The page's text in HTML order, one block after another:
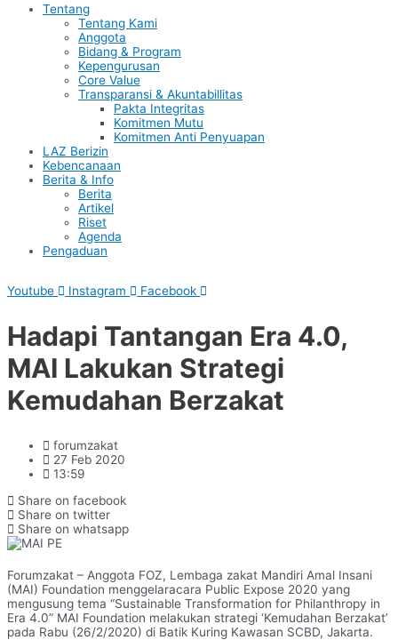
Tentang
Tentang Kami
Anggota
Bidang & Program
Kepengurusan
Core Value
Transparansi & Akuntabillitas
Pakta Integritas
Komitmen Mutu
Komitmen Anti Penyuapan
LAZ Berizin
Kebencanaan
Berita & Info
Berita
Artikel
Riset
Agenda
Pengaduan
Youtube Instagram Facebook
Hadapi Tantangan Era 4.0,
MAI Lakukan Strategi
Kemudahan Berzakat
forumzakat
27 Feb 2020
13:59
Share on facebook
Share on twitter
Share on whatsapp
Forumzakat – Anggota FOZ, Lembaga zakat Mandiri Amal Insani
(MAI) Foundation menggelaracara Public Expose 2020 yang
mengusung tema “Sustainable Transformation for Philanthropy in
Era 4.0” MAI Foundation melakukan strategi ‘Kemudahan Berzakat’
pada Rabu (26/2/2020) di Batik Kuring Kawasan SCBD, Jakarta.